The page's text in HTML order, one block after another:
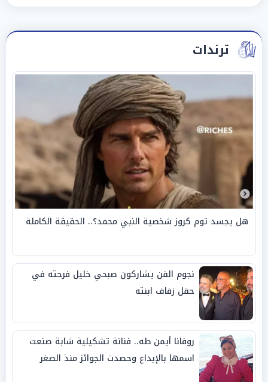
ترندات
هل يجسد توم كروز شخصية النبي محمد؟.. الحقيقة الكاملة
نجوم الفن يشاركون صبحي خليل فرحته في
حفل زفاف ابنته
روفانا أيمن طه.. فنانة تشكيلية شابة صنعت
اسمها بالإبداع وحصدت الجوائز منذ الصغر